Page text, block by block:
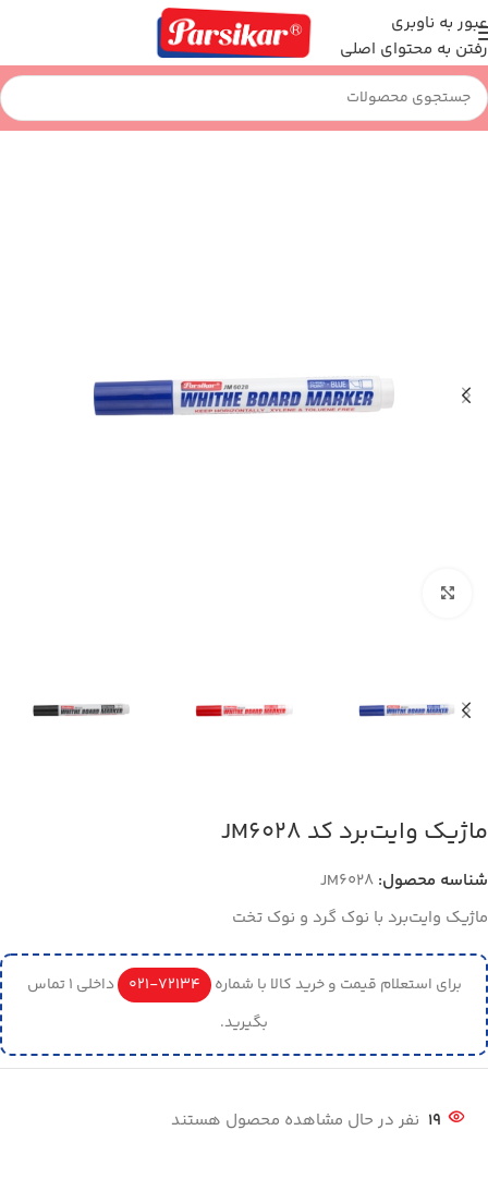
عبور به ناوبری
رفتن به محتوای اصلی
خانه نوشت افزار ماژیک
ماژیک وایت‌برد کد JM6028
شناسه محصول: JM6028
ماژیک وایت‌برد با نوک گرد و نوک تخت
برای استعلام قیمت و خرید کالا با شماره 72134-021
داخلی 1 تماس
بگیرید.
19 نفر در حال مشاهده محصول هستند